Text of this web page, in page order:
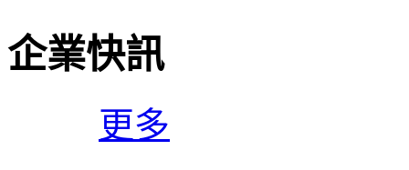
企業快訊
更多